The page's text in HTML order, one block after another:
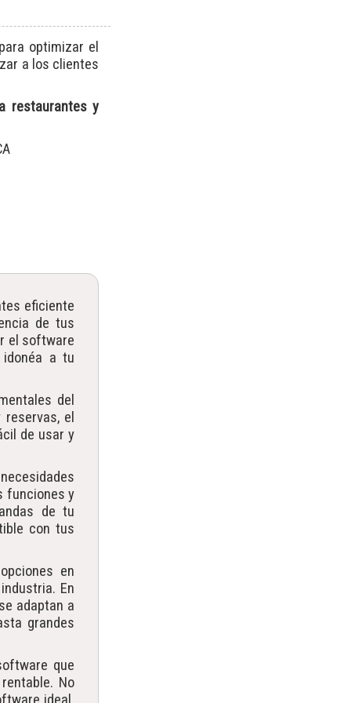
optimizar el
a los clientes
restaurantes y
eficiente
de tus
el software
a tu
del
el
de usar y
funciones y
de tu
con tus
en
En
adaptan a
grandes
que
No
ideal.